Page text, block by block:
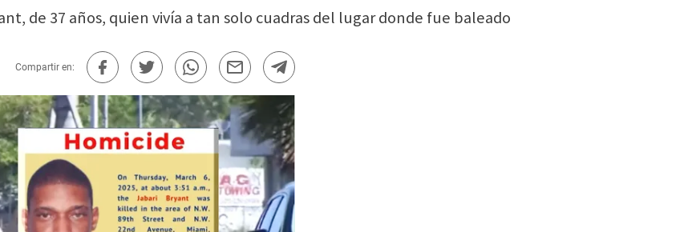
de 37 años, quien vivía a tan solo cuadras del lugar donde fue baleado
Compartir en: